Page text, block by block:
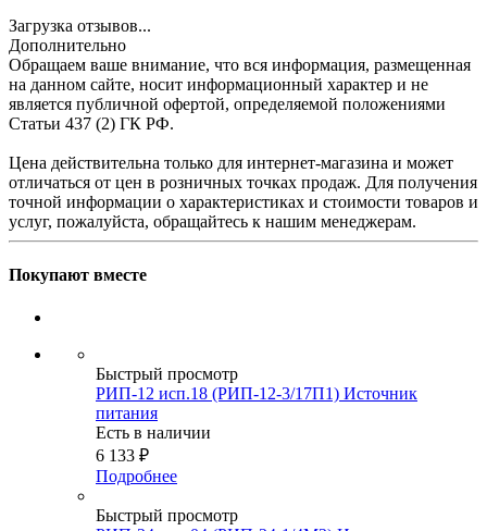
Загрузка отзывов...
Дополнительно
Обращаем ваше внимание, что вся информация, размещенная
на данном сайте, носит информационный характер и не
является публичной офертой, определяемой положениями
Статьи 437 (2) ГК РФ.
Цена действительна только для интернет-магазина и может
отличаться от цен в розничных точках продаж. Для получения
точной информации о характеристиках и стоимости товаров и
услуг, пожалуйста, обращайтесь к нашим менеджерам.
Покупают вместе
Быстрый просмотр
РИП-12 исп.18 (РИП-12-3/17П1) Источник
питания
Есть в наличии
6 133 ₽
Подробнее
Быстрый просмотр